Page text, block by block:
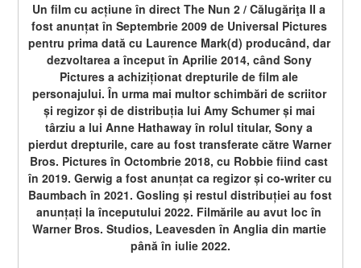
Un film cu acțiune în direct The Nun 2 / Călugăriţa II a
fost anunțat în Septembrie 2009 de Universal Pictures
pentru prima dată cu Laurence Mark(d) producând, dar
dezvoltarea a început în Aprilie 2014, când Sony
Pictures a achiziționat drepturile de film ale
personajului. În urma mai multor schimbări de scriitor
și regizor și de distribuția lui Amy Schumer și mai
târziu a lui Anne Hathaway în rolul titular, Sony a
pierdut drepturile, care au fost transferate către Warner
Bros. Pictures în Octombrie 2018, cu Robbie fiind cast
în 2019. Gerwig a fost anunțat ca regizor și co-writer cu
Baumbach în 2021. Gosling și restul distribuției au fost
anunțați la începutului 2022. Filmările au avut loc în
Warner Bros. Studios, Leavesden în Anglia din martie
până în iulie 2022.